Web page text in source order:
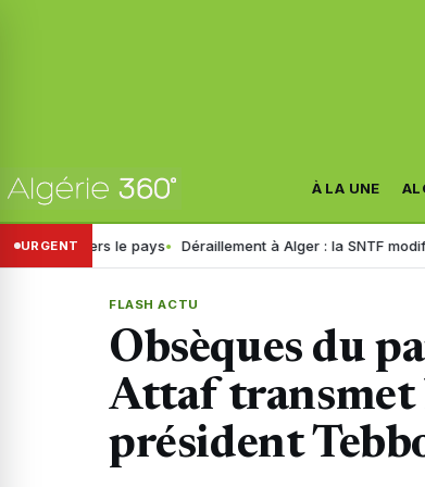
À LA UNE
URGENT
pays Déraillement à Alger : la SNTF modifie
FLASH ACTU
Obsèques du
Attaf transmet
président